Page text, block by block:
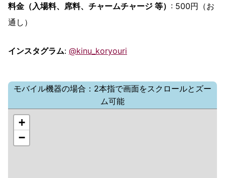
料金（入場料、席料、チャームチャージ 等） : 500円（お
通し）
インスタグラム: @kinu_koryouri
モバイル機器の場合：2本指で画面をスクロールとズー
ム可能
+
−